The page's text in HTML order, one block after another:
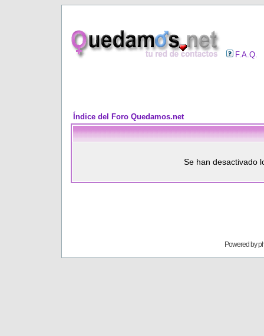
F.A.Q.
Índice del Foro Quedamos.net
Se han desactivado
Powered by